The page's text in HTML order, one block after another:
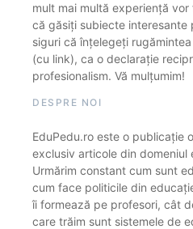
mult mai multă experiență
că găsiți subiecte interesante
siguri că înțelegeți
(cu link), ca o declarație
profesionalism. Vă mulțumim!
DESPRE NOI
EduPedu.ro este o publicație
exclusiv articole din domeniul
Urmărim constant cum sunt
cum face politicile din
îi formează pe profesori, cât
care trăim sunt sistemele de